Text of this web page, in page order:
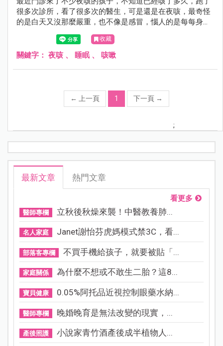
很多次診所，看了很多次的醫生，可是還是在夜咳，最奇怪
的是白天又沒那麼嚴重，也不像是感冒，惱人的是每每身體
該休息的時候卻咳個不停，好像沒法好好睡上一覺，有時候
甚至咳到吐，苦情的爸媽又得忍住睡意洗床單，這到底是為
什麼呢？
收藏
關鍵字： 夜咳 、 睡眠、 咳嗽
← 上一頁 1 下一頁 →
;
最新文章 熱門文章
看更多
醫師專欄 立秋後秋燥來襲！中醫教養肺...
名人家庭 Janet謝怡芬虎媽模式禁3C，看...
部落客專欄 不買手機給孩子，就要被貼「...
家庭關係 為什麼不想或不敢生二胎？這8...
寶貝健康 0.05%阿托品近視控制眼藥水納...
醫師專欄 晚婚晚育是無法改變的現實，...
產後照護 小說家青竹酒產後成半植物人...